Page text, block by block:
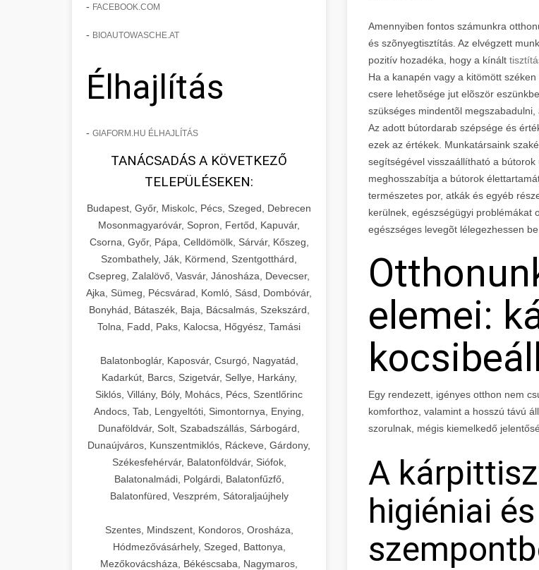
- FACEBOOK.COM
- BIOAUTOWASCHE.AT
Élhajlítás
- GIAFORM.HU ÉLHAJLÍTÁS
TANÁCSADÁS A KÖVETKEZŐ
TELEPÜLÉSEKEN:
Budapest, Győr, Miskolc, Pécs, Szeged, Debrecen
Mosonmagyaróvár, Sopron, Fertőd, Kapuvár,
Csorna, Győr, Pápa, Celldömölk, Sárvár, Kőszeg,
Szombathely, Ják, Körmend, Szentgotthárd,
Csepreg, Zalalövő, Vasvár, Jánosháza, Devecser,
Ajka, Sümeg, Pécsvárad, Komló, Sásd, Dombóvár,
Bonyhád, Bátaszék, Baja, Bácsalmás, Szekszárd,
Tolna, Fadd, Paks, Kalocsa, Hőgyész, Tamási
Balatonboglár, Kaposvár, Csurgó, Nagyatád,
Kadarkút, Barcs, Szigetvár, Sellye, Harkány,
Siklós, Villány, Bóly, Mohács, Pécs, Szentlőrinc
Andocs, Tab, Lengyeltóti, Simontornya, Enying,
Dunaföldvár, Solt, Szabadszállás, Sárbogárd,
Dunaújváros, Kunszentmiklós, Ráckeve, Gárdony,
Székesfehérvár, Balatonföldvár, Siófok,
Balatonalmádi, Polgárdi, Balatonfűzfő,
Balatonfüred, Veszprém, Sátoraljaújhely
Szentes, Mindszent, Kondoros, Orosháza,
Hódmezővásárhely, Szeged, Battonya,
Mezőkovácsháza, Békéscsaba, Nagymaros,
Amennyiben fontos számunkra
és szõnyegtisztítás. Az elvégzett
pozitív hozadéka, hogy a kínált
Ha a kanapén vagy a kitömött
csere lehetõsége jut elõször
szükséges mindentõl
Az adott bútordarab szépsége és
ezek az értékek. Munkatársaink
segítségével visszaállítható a
meghosszabítja a bútorok
természetes por, atkák és egyéb
kerülnek, egészségügyi problémákat
egészséges levegõt lélegezhessen be.
elemei:
Egy rendezett, igényes otthon nem
komforthoz, valamint a hosszú távú
szorulnak, mégis kiemelkedő
A
higiéniai